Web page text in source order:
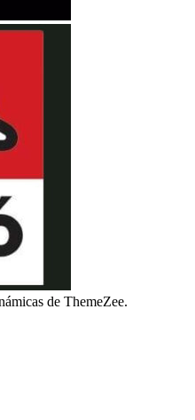
de ThemeZee.